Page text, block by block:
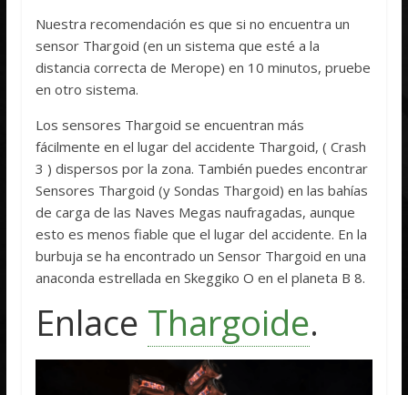
Nuestra recomendación es que si no encuentra un
sensor Thargoid (en un sistema que esté a la
distancia correcta de Merope) en 10 minutos, pruebe
en otro sistema.
Los sensores Thargoid se encuentran más
fácilmente en el lugar del accidente Thargoid, ( Crash
3 ) dispersos por la zona. También puedes encontrar
Sensores Thargoid (y Sondas Thargoid) en las bahías
de carga de las Naves Megas naufragadas, aunque
esto es menos fiable que el lugar del accidente. En la
burbuja se ha encontrado un Sensor Thargoid en una
anaconda estrellada en Skeggiko O en el planeta B 8.
Enlace Thargoide.